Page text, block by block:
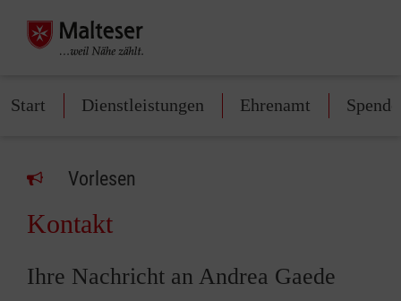
Start Dienstleistungen Ehrenamt
Vorlesen
Kontakt
Ihre Nachricht an Andrea Gaede